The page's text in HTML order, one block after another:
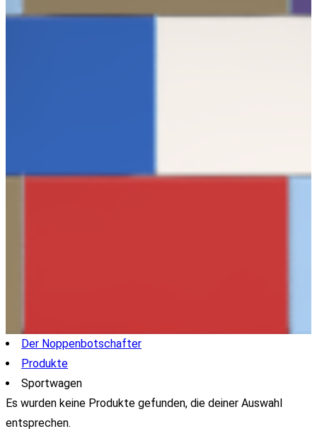
Der Noppenbotschafter
Produkte
Sportwagen
Es wurden keine Produkte gefunden, die deiner Auswahl
entsprechen.